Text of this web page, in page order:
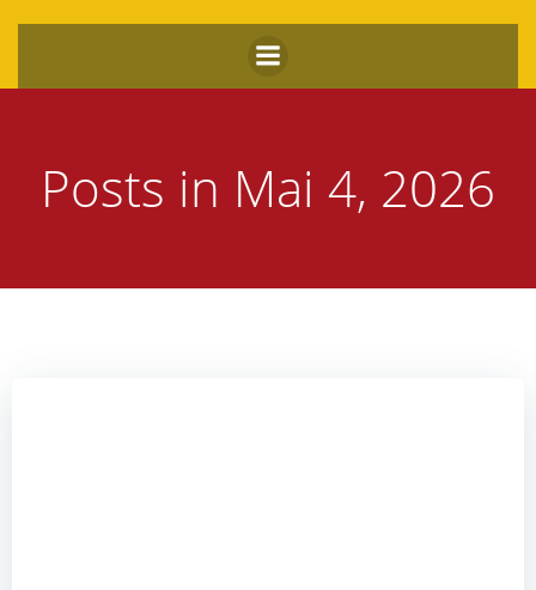
Inhalt
springen
Posts in Mai 4, 2026